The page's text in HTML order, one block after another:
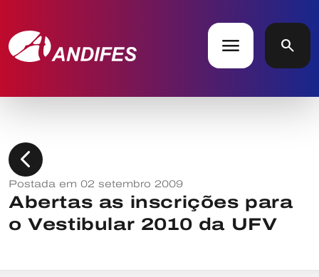
menu search
chevron_left
Postada em 02 setembro 2009
Abertas as inscrições para
o Vestibular 2010 da UFV